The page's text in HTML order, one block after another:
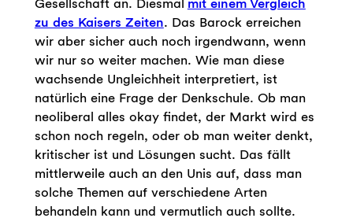
zu des Kaisers Zeiten. Das Barock erreichen
wir aber sicher auch noch irgendwann, wenn
wir nur so weiter machen. Wie man diese
wachsende Ungleichheit interpretiert, ist
natürlich eine Frage der Denkschule. Ob man
neoliberal alles okay findet, der Markt wird es
schon noch regeln, oder ob man weiter denkt,
kritischer ist und Lösungen sucht. Das fällt
mittlerweile auch an den Unis auf, dass man
solche Themen auf verschiedene Arten
behandeln kann und vermutlich auch sollte.